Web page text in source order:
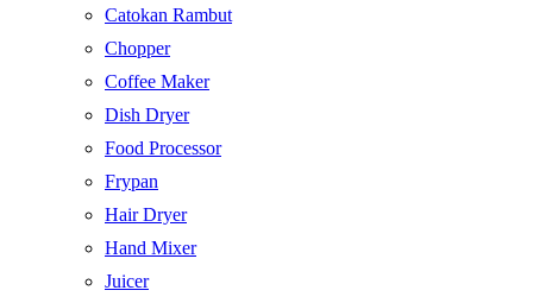
Catokan Rambut
Chopper
Coffee Maker
Dish Dryer
Food Processor
Frypan
Hair Dryer
Hand Mixer
Juicer